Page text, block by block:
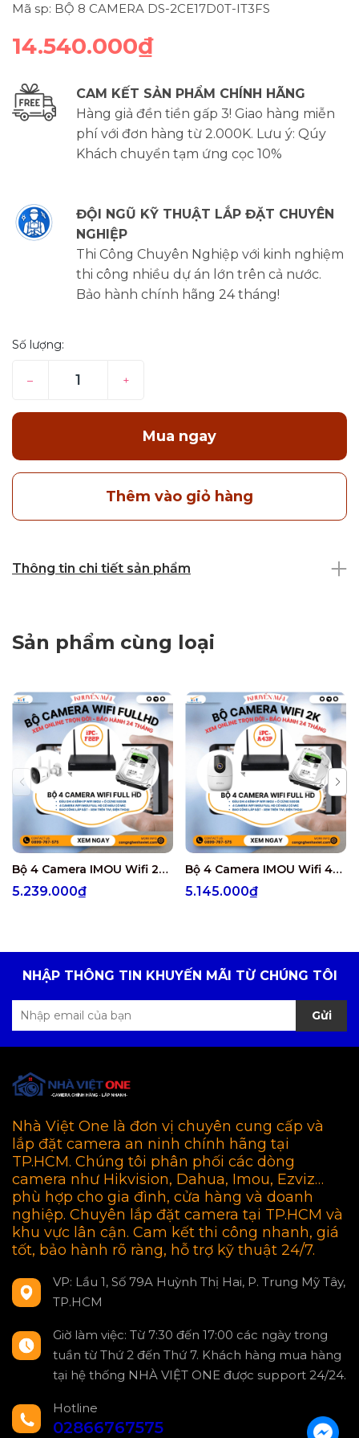
Mã sp: BỘ 8 CAMERA DS-2CE17D0T-IT3FS
14.540.000₫
CAM KẾT SẢN PHẨM CHÍNH HÃNG
Hàng giả đền tiền gấp 3! Giao hàng miễn
phí với đơn hàng từ 2.000K. Lưu ý: Qúy
Khách chuyển tạm ứng cọc 10%
ĐỘI NGŨ KỸ THUẬT LẮP ĐẶT CHUYÊN
NGHIỆP
Thi Công Chuyên Nghiệp với kinh nghiệm
thi công nhiều dự án lớn trên cả nước.
Bảo hành chính hãng 24 tháng!
Số lượng:
– +
Mua ngay
Thêm vào giỏ hàng
Thông tin chi tiết sản phẩm
Sản phẩm cùng loại
Bộ 4 Camera IMOU Wifi 2MP IPC-F22P miễn phí công lắp đặt
5.239.000₫
Bộ 4 Camera IMOU Wifi 4MP IPC-A43P miễn phí công lắp đặt
5.145.000₫
NHẬP THÔNG TIN KHUYẾN MÃI TỪ CHÚNG TÔI
Gửi
Nhà Việt One là đơn vị chuyên cung cấp và
lắp đặt camera an ninh chính hãng tại
TP.HCM. Chúng tôi phân phối các dòng
camera như Hikvision, Dahua, Imou, Ezviz…
phù hợp cho gia đình, cửa hàng và doanh
nghiệp. Chuyên lắp đặt camera tại TP.HCM và
khu vực lân cận. Cam kết thi công nhanh, giá
tốt, bảo hành rõ ràng, hỗ trợ kỹ thuật 24/7.
VP: Lầu 1, Số 79A Huỳnh Thị Hai, P. Trung Mỹ Tây,
TP.HCM
Giờ làm việc: Từ 7:30 đến 17:00 các ngày trong
tuần từ Thứ 2 đến Thứ 7. Khách hàng mua hàng
tại hệ thống NHÀ VIỆT ONE được support 24/24.
Hotline
02866767575